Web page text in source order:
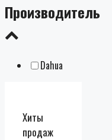
Производитель
Dahua
Хиты
продаж